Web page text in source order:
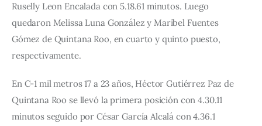
Ruselly Leon Encalada con 5.18.61 minutos. Luego
quedaron Melissa Luna González y Maribel Fuentes
Gómez de Quintana Roo, en cuarto y quinto puesto,
respectivamente.
En C-1 mil metros 17 a 23 años, Héctor Gutiérrez Paz de
Quintana Roo se llevó la primera posición con 4.30.11
minutos seguido por César García Alcalá con 4.36.1